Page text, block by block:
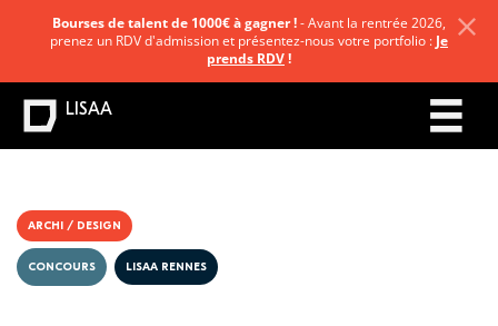
ARCHI / DESIGN
CONCOURS LISAA RENNES
Bourses de talent de 1000€ à gagner !- Avant la rentrée 2026,
prenez un RDV d'admission et présentez-nous votre portfolio : Je
prends RDV!
LISAA